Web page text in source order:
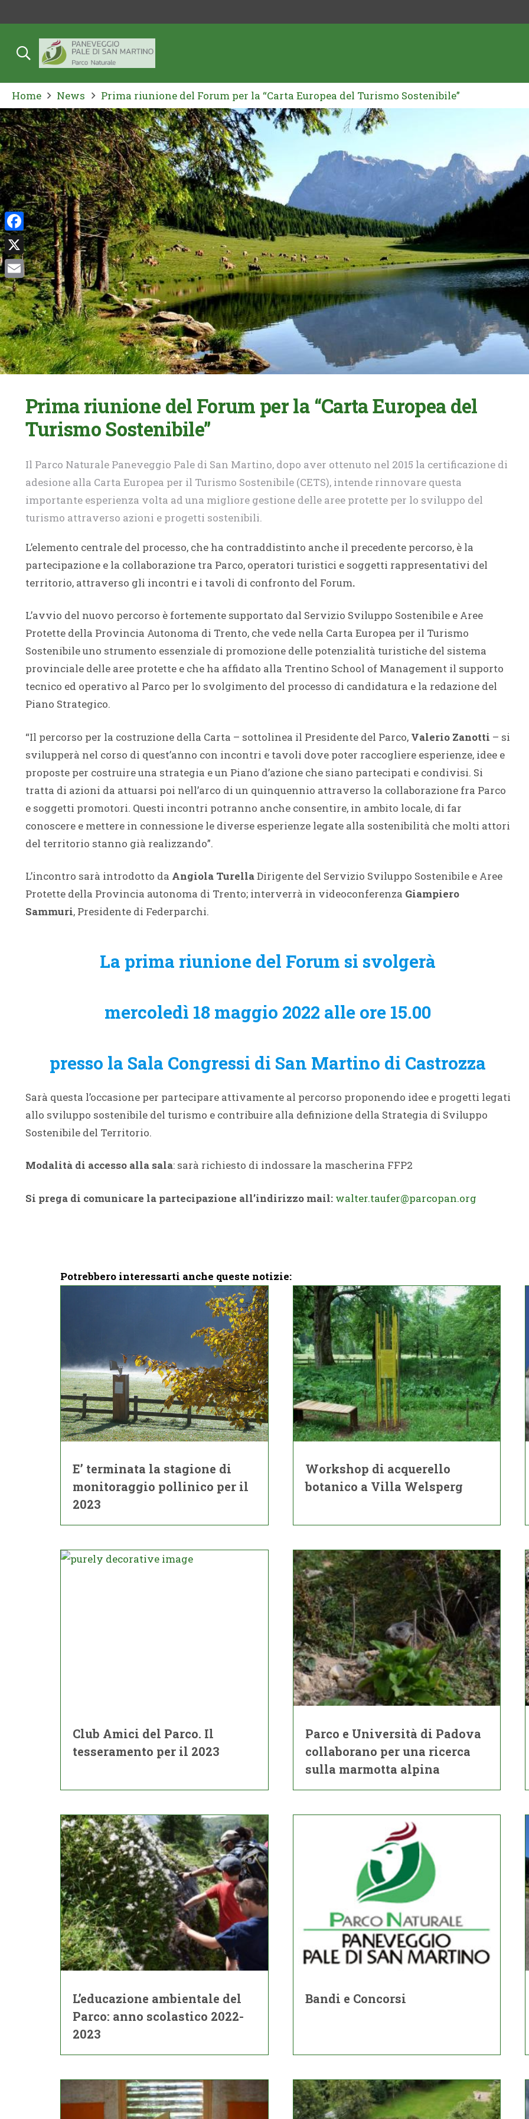
Home News Prima riunione del Forum per la “Carta Europea del Turismo Sostenibile”
Prima riunione del Forum per la “Carta Europea del
Turismo Sostenibile”
Il Parco Naturale Paneveggio Pale di San Martino, dopo aver ottenuto nel 2015 la certificazione di
adesione alla Carta Europea per il Turismo Sostenibile (CETS), intende rinnovare questa
importante esperienza volta ad una migliore gestione delle aree protette per lo sviluppo del
turismo attraverso azioni e progetti sostenibili.
L’elemento centrale del processo, che ha contraddistinto anche il precedente percorso, è la
partecipazione e la collaborazione tra Parco, operatori turistici e soggetti rappresentativi del
territorio, attraverso gli incontri e i tavoli di confronto del Forum.
L’avvio del nuovo percorso è fortemente supportato dal Servizio Sviluppo Sostenibile e Aree
Protette della Provincia Autonoma di Trento, che vede nella Carta Europea per il Turismo
Sostenibile uno strumento essenziale di promozione delle potenzialità turistiche del sistema
provinciale delle aree protette e che ha affidato alla Trentino School of Management il supporto
tecnico ed operativo al Parco per lo svolgimento del processo di candidatura e la redazione del
Piano Strategico.
“Il percorso per la costruzione della Carta – sottolinea il Presidente del Parco, Valerio Zanotti – si
svilupperà nel corso di quest’anno con incontri e tavoli dove poter raccogliere esperienze, idee e
proposte per costruire una strategia e un Piano d’azione che siano partecipati e condivisi. Si
tratta di azioni da attuarsi poi nell’arco di un quinquennio attraverso la collaborazione fra Parco
e soggetti promotori. Questi incontri potranno anche consentire, in ambito locale, di far
conoscere e mettere in connessione le diverse esperienze legate alla sostenibilità che molti attori
del territorio stanno già realizzando”.
L’incontro sarà introdotto da Angiola TurellaDirigente del Servizio Sviluppo Sostenibile e Aree
Protette della Provincia autonoma di Trento; interverrà in videoconferenza Giampiero
Sammuri, Presidente di Federparchi.
La prima riunione del Forum si svolgerà
mercoledì 18 maggio 2022 alle ore 15.00
presso la Sala Congressi di San Martino di Castrozza
Sarà questa l’occasione per partecipare attivamente al percorso proponendo idee e progetti legati
allo sviluppo sostenibile del turismo e contribuire alla definizione della Strategia di Sviluppo
Sostenibile del Territorio.
Modalità di accesso alla sala: sarà richiesto di indossare la mascherina FFP2
Si prega di comunicare la partecipazione all’indirizzo mail: walter.taufer@parcopan.org
Potrebbero interessarti anche queste notizie:
E’ terminata la stagione di
monitoraggio pollinico per il
2023
Workshop di acquerello
botanico a Villa Welsperg
Club Amici del Parco. Il
tesseramento per il 2023
Parco e Università di Padova
collaborano per una ricerca
sulla marmotta alpina
L’educazione ambientale del
Parco: anno scolastico 2022-
2023
Bandi e Concorsi
Facebook
X
Email